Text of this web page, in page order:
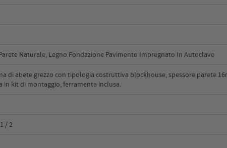
Naturale, Legno Fondazione Pavimento Impregnato In Autoclave
di abete grezzo con tipologia costruttiva blockhouse, spessore parete
in kit di montaggio, ferramenta inclusa.
/ 2